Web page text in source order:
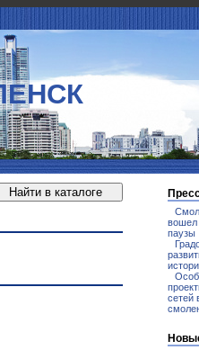
вошел
паузы
сетей